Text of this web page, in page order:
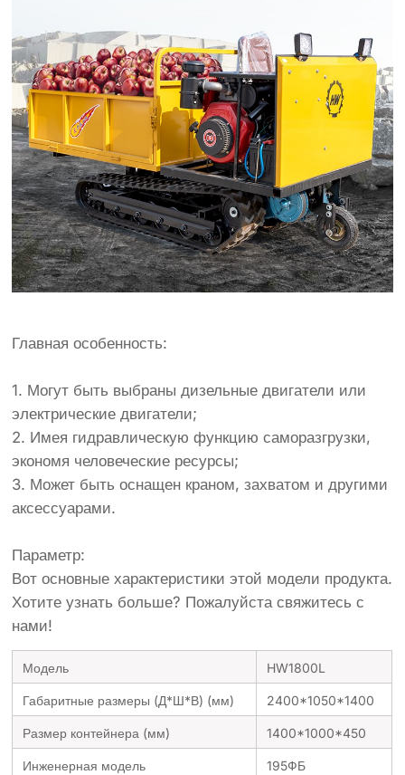
Главная особенность:
1. Могут быть выбраны дизельные двигатели или
электрические двигатели;
2. Имея гидравлическую функцию саморазгрузки,
экономя человеческие ресурсы;
3. Может быть оснащен краном, захватом и другими
аксессуарами.
Параметр:
Вот основные характеристики этой модели продукта.
Хотите узнать больше? Пожалуйста свяжитесь с
нами!
Модель HW1800L
Габаритные размеры (Д*Ш*В) (мм) 2400*1050*1400
Размер контейнера (мм) 1400*1000*450
Инженерная модель 195ФБ